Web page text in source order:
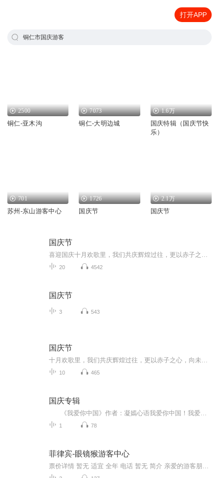
打开APP
铜仁市国庆游客
2500
铜仁-亚木沟
7073
铜仁-大明边城
1.6万
国庆特辑（国庆节快
乐）
701
苏州-东山游客中心
1726
国庆节
2.1万
国庆节
国庆节
20 4542
国庆节
3 543
国庆节
10 465
国庆专辑
1 78
菲律宾-眼镜猴游客中心